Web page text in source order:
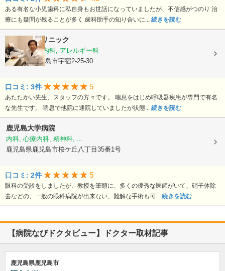
ある有名な小児歯科に私自身もお世話になっていましたが、不信感がつのり 治
療にも疑問が残ることが多く 歯科助手の知り合いに... 続きを読む
栃木隆男クリニック
内科, 呼吸器内科, アレルギー科
鹿児島県鹿児島市宇宿2-25-30
口コミ: 3件 5
あたたかい先生、スタッフの方々です。 喘息をはじめ呼吸器疾患が専門で有名
な先生です。 喘息で他院に通院していましたが状態... 続きを読む
鹿児島大学病院
内科, 心療内科, 精神科, ...
鹿児島県鹿児島市桜ケ丘八丁目35番1号
口コミ: 2件 5
眼科の受診をしましたが、教授を筆頭に、多くの優秀な医師がいて、硝子体除
去などの、一般の眼科病院が出来ない、難解な手術も可... 続きを読む
【病院なびドクタビュー】ドクター取材記事
鹿児島県鹿児島市